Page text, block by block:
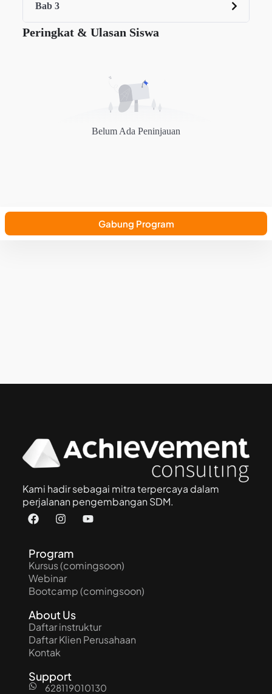
Bab 3
Peringkat & Ulasan Siswa
Belum Ada Peninjauan
Gabung Program
Kami hadir sebagai mitra terpercaya dalam
perjalanan pengembangan SDM.
Program
Kursus (comingsoon)
Webinar
Bootcamp (comingsoon)
About Us
Daftar instruktur
Daftar Klien Perusahaan
Kontak
Support
628119010130